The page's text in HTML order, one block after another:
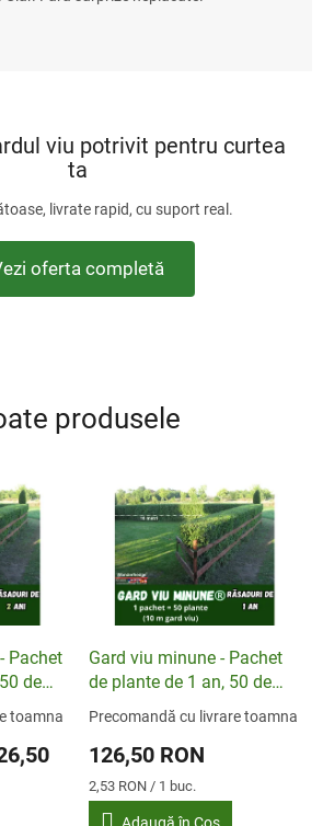
viu potrivit pentru curtea
ta
livrate rapid, cu suport real.
oferta completă
produsele
Pachet
de
toamna
Gard viu minune - Pachet
de plante de 1 an, 50 de
bucăți
Evaluarea
a
produsului
este
Precomandă cu livrare toamna
126,50 RON
Evaluare
preţ:
2,53 RON / 1 buc.